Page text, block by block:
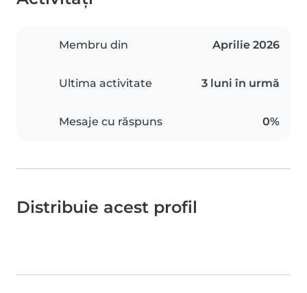
Membru din Aprilie 2026
Ultima activitate 3 luni în urmă
Mesaje cu răspuns 0%
Distribuie acest profil